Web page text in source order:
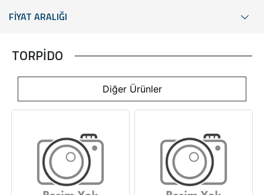
FİYAT ARALIĞI
TORPİDO
Diğer Ürünler